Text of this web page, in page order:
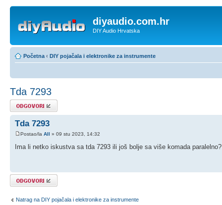
diyaudio.com.hr
DIY Audio Hrvatska
Početna ‹ DIY pojačala i elektronike za instrumente
Tda 7293
Odgovori
Tda 7293
Postao/la All » 09 stu 2023, 14:32
Ima li netko iskustva sa tda 7293 ili još bolje sa više komada
Odgovori
Natrag na DIY pojačala i elektronike za instrumente